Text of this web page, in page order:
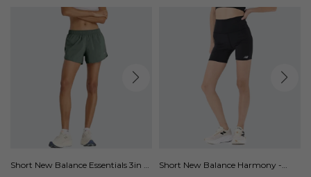
Short New Balance Essentials 3in -
Short New Balance Harmony -